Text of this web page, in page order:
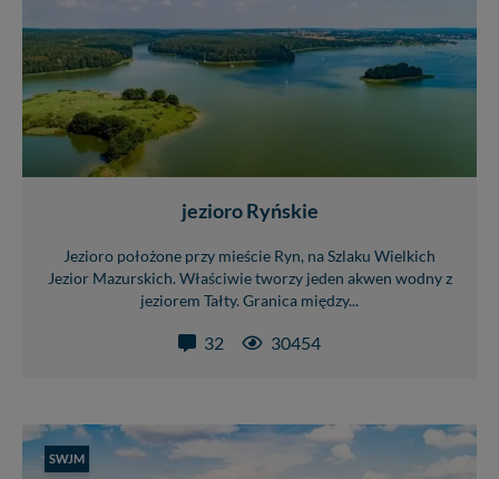
jezioro Ryńskie
Jezioro położone przy mieście Ryn, na Szlaku Wielkich
Jezior Mazurskich. Właściwie tworzy jeden akwen wodny z
jeziorem Tałty. Granica między...
32 30454
SWJM